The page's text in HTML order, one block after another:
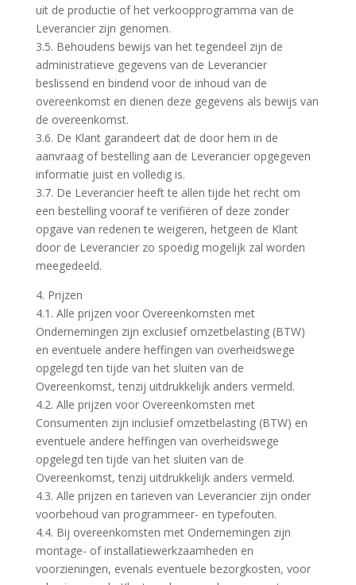
uit de productie of het verkoopprogramma van de
Leverancier zijn genomen.
3.5. Behoudens bewijs van het tegendeel zijn de
administratieve gegevens van de Leverancier
beslissend en bindend voor de inhoud van de
overeenkomst en dienen deze gegevens als bewijs van
de overeenkomst.
3.6. De Klant garandeert dat de door hem in de
aanvraag of bestelling aan de Leverancier opgegeven
informatie juist en volledig is.
3.7. De Leverancier heeft te allen tijde het recht om
een bestelling vooraf te verifiëren of deze zonder
opgave van redenen te weigeren, hetgeen de Klant
door de Leverancier zo spoedig mogelijk zal worden
meegedeeld.
4. Prijzen
4.1. Alle prijzen voor Overeenkomsten met
Ondernemingen zijn exclusief omzetbelasting (BTW)
en eventuele andere heffingen van overheidswege
opgelegd ten tijde van het sluiten van de
Overeenkomst, tenzij uitdrukkelijk anders vermeld.
4.2. Alle prijzen voor Overeenkomsten met
Consumenten zijn inclusief omzetbelasting (BTW) en
eventuele andere heffingen van overheidswege
opgelegd ten tijde van het sluiten van de
Overeenkomst, tenzij uitdrukkelijk anders vermeld.
4.3. Alle prijzen en tarieven van Leverancier zijn onder
voorbehoud van programmeer- en typefouten.
4.4. Bij overeenkomsten met Ondernemingen zijn
montage- of installatiewerkzaamheden en
voorzieningen, evenals eventuele bezorgkosten, voor